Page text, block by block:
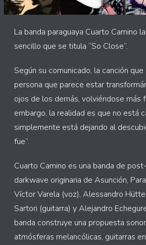
La banda paraguaya Cuarto Camino
sencillo que se titula “So Close”.
Según su comunicado, la canción que
persona que parece estar
ojos de los demás, volviéndose más
embargo, la realidad es que no está
simplemente está dejando al
fue”.
Cuarto Camino es una banda de
darkwave originaria de Asunción,
Víctor Varela (voz), Alessandro
Sartori (guitarra) y Alejandro
banda construye una propuesta
atmósferas melancólicas, guitarras